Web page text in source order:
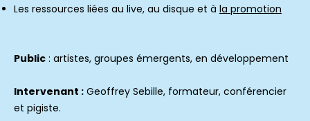
Les ressources liées au live, au disque et à la promotion
Public : artistes, groupes émergents, en développement
Intervenant : Geoffrey Sebille, formateur, conférencier
et pigiste.